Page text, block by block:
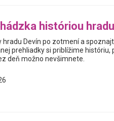
históriou
Devín po zotmení a
prehliadky si priblížime históriu,
deň možno nevšimnete.